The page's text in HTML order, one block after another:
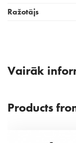
Ražotājs
Vairāk
Products